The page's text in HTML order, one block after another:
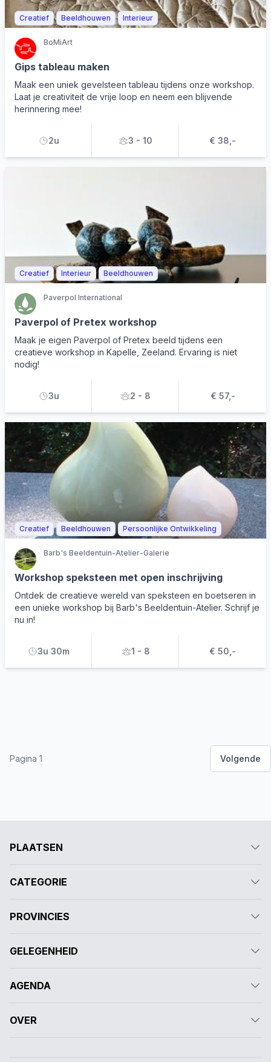
Creatief Beeldhouwen Interieur
BoMiArt
Gips tableau maken
Maak een uniek gevelsteen tableau tijdens onze workshop.
Laat je creativiteit de vrije loop en neem een blijvende
herinnering mee!
2u 3 - 10 € 38,-
Creatief Interieur Beeldhouwen
Paverpol International
Paverpol of Pretex workshop
Maak je eigen Paverpol of Pretex beeld tijdens een
creatieve workshop in Kapelle, Zeeland. Ervaring is niet
nodig!
3u 2 - 8 € 57,-
Creatief Beeldhouwen Persoonlijke Ontwikkeling
Barb's Beeldentuin-Atelier-Galerie
Workshop speksteen met open inschrijving
Ontdek de creatieve wereld van speksteen en boetseren in
een unieke workshop bij Barb's Beeldentuin-Atelier. Schrijf je
nu in!
3u 30m 1 - 8 € 50,-
Pagina 1 Volgende
PLAATSEN
CATEGORIE
PROVINCIES
GELEGENHEID
AGENDA
OVER